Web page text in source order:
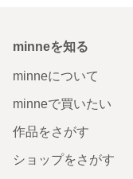
minneを知る
minneについて
minneで買いたい
作品をさがす
ショップをさがす